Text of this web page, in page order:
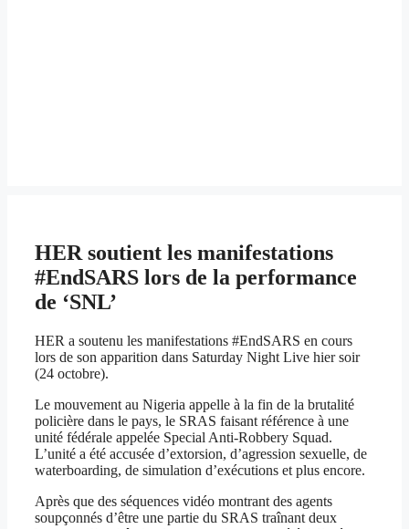
HER soutient les manifestations
#EndSARS lors de la performance
de ‘SNL’
HER a soutenu les manifestations #EndSARS en cours
lors de son apparition dans Saturday Night Live hier soir
(24 octobre).
Le mouvement au Nigeria appelle à la fin de la brutalité
policière dans le pays, le SRAS faisant référence à une
unité fédérale appelée Special Anti-Robbery Squad.
L’unité a été accusée d’extorsion, d’agression sexuelle, de
waterboarding, de simulation d’exécutions et plus encore.
Après que des séquences vidéo montrant des agents
soupçonnés d’être une partie du SRAS traînant deux